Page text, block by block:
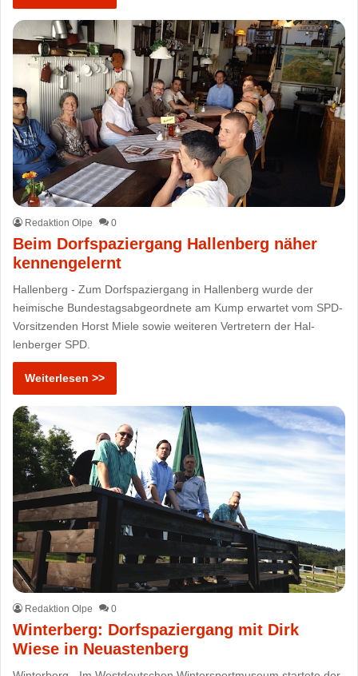
Redaktion Olpe 0
Beim Dorfspaziergang Hallenberg näher
kennengelernt
Hallenberg - Zum Dorfspaziergang in Hallenberg wurde der
heimische Bundestagsabgeordnete am Kump erwartet vom SPD-
Vorsitzenden Horst Miele sowie weiteren Vertretern der Hal-
lenberger SPD.
Weiterlesen >>
Redaktion Olpe 0
Winterberg: Dorfspaziergang mit Dirk
Wiese in Neuastenberg